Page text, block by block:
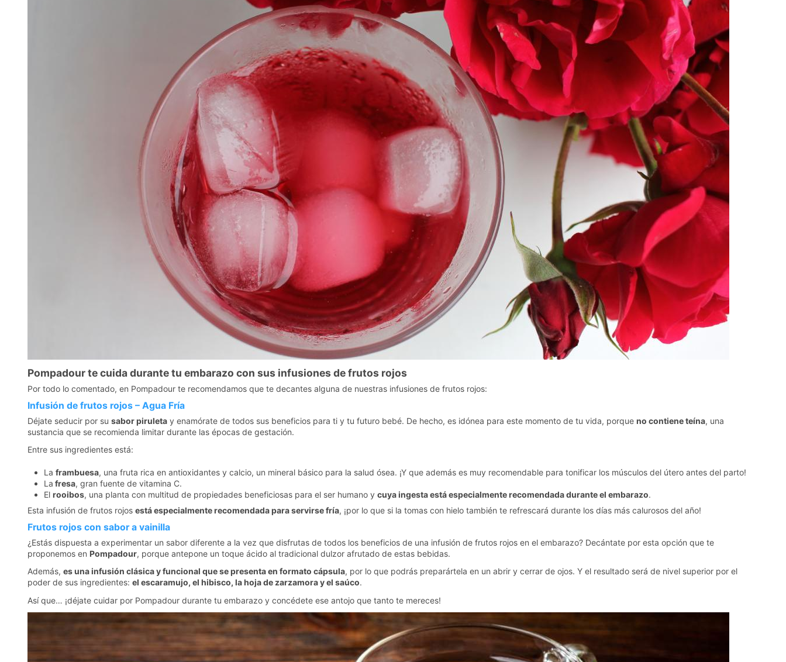
Pompadour te cuida durante tu embarazo con sus infusiones de frutos rojos
Por todo lo comentado, en Pompadour te recomendamos que te decantes alguna de nuestras infusiones de frutos rojos:
Infusión de frutos rojos – Agua Fría
Déjate seducir por su sabor piruleta y enamórate de todos sus beneficios para ti y tu futuro bebé. De hecho, es idónea para este momento de tu vida, porque no contiene teína, una
sustancia que se recomienda limitar durante las épocas de gestación.
Entre sus ingredientes está:
La frambuesa, una fruta rica en antioxidantes y calcio, un mineral básico para la salud ósea. ¡Y que además es muy recomendable para tonificar los músculos del útero antes del parto!
La fresa, gran fuente de vitamina C.
El rooibos, una planta con multitud de propiedades beneficiosas para el ser humano y cuya ingesta está especialmente recomendada durante el embarazo.
Esta infusión de frutos rojos está especialmente recomendada para servirse fría, ¡por lo que si la tomas con hielo también te refrescará durante los días más calurosos del año!
Frutos rojos con sabor a vainilla
¿Estás dispuesta a experimentar un sabor diferente a la vez que disfrutas de todos los beneficios de una infusión de frutos rojos en el embarazo? Decántate por esta opción que te
proponemos en Pompadour, porque antepone un toque ácido al tradicional dulzor afrutado de estas bebidas.
Además, es una infusión clásica y funcional que se presenta en formato cápsula, por lo que podrás preparártela en un abrir y cerrar de ojos. Y el resultado será de nivel superior por el
poder de sus ingredientes: el escaramujo, el hibisco, la hoja de zarzamora y el saúco.
Así que… ¡déjate cuidar por Pompadour durante tu embarazo y concédete ese antojo que tanto te mereces!